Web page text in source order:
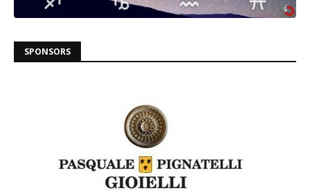
SPONSORS